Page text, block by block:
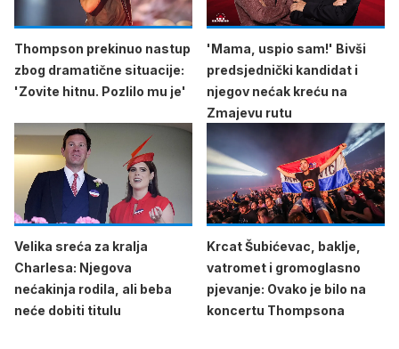
Thompson prekinuo nastup
zbog dramatične situacije:
'Zovite hitnu. Pozlilo mu je'
'Mama, uspio sam!' Bivši
predsjednički kandidat i
njegov nećak kreću na
Zmajevu rutu
Velika sreća za kralja
Charlesa: Njegova
nećakinja rodila, ali beba
neće dobiti titulu
Krcat Šubićevac, baklje,
vatromet i gromoglasno
pjevanje: Ovako je bilo na
koncertu Thompsona